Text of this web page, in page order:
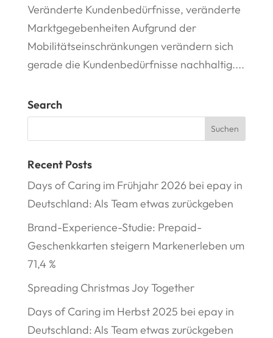
Veränderte Kundenbedürfnisse, veränderte
Marktgegebenheiten Aufgrund der
Mobilitätseinschränkungen verändern sich
gerade die Kundenbedürfnisse nachhaltig....
Search
Recent Posts
Days of Caring im Frühjahr 2026 bei epay in
Deutschland: Als Team etwas zurückgeben
Brand-Experience-Studie: Prepaid-
Geschenkkarten steigern Markenerleben um
71,4 %
Spreading Christmas Joy Together
Days of Caring im Herbst 2025 bei epay in
Deutschland: Als Team etwas zurückgeben